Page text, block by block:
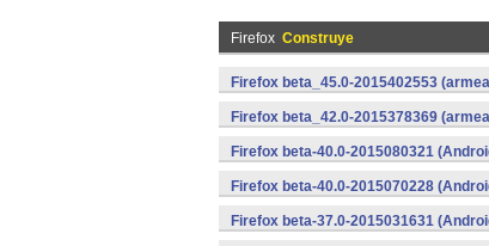
Firefox Construye
Firefox beta_45.0-2015402553
Firefox beta_42.0-2015378369
Firefox beta-40.0-2015080321
Firefox beta-40.0-2015070228
Firefox beta-37.0-2015031631